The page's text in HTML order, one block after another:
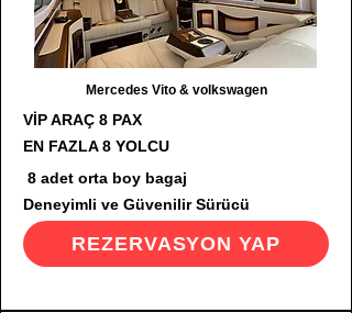
Mercedes Vito & volkswagen
VİP ARAÇ 8 PAX
EN FAZLA 8 YOLCU
8 adet orta boy bagaj
Deneyimli ve Güvenilir Sürücü
REZERVASYON YAP